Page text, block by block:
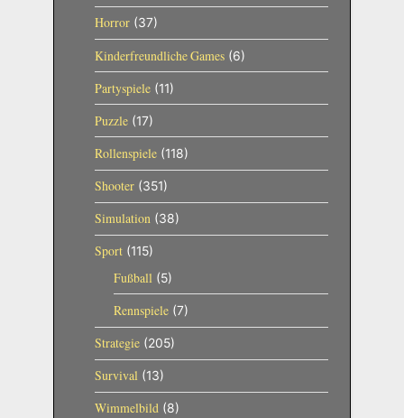
Horror(37)
Kinderfreundliche Games(6)
Partyspiele(11)
Puzzle(17)
Rollenspiele(118)
Shooter(351)
Simulation(38)
Sport(115)
Fußball (5)
Rennspiele(7)
Strategie(205)
Survival (13)
Wimmelbild(8)